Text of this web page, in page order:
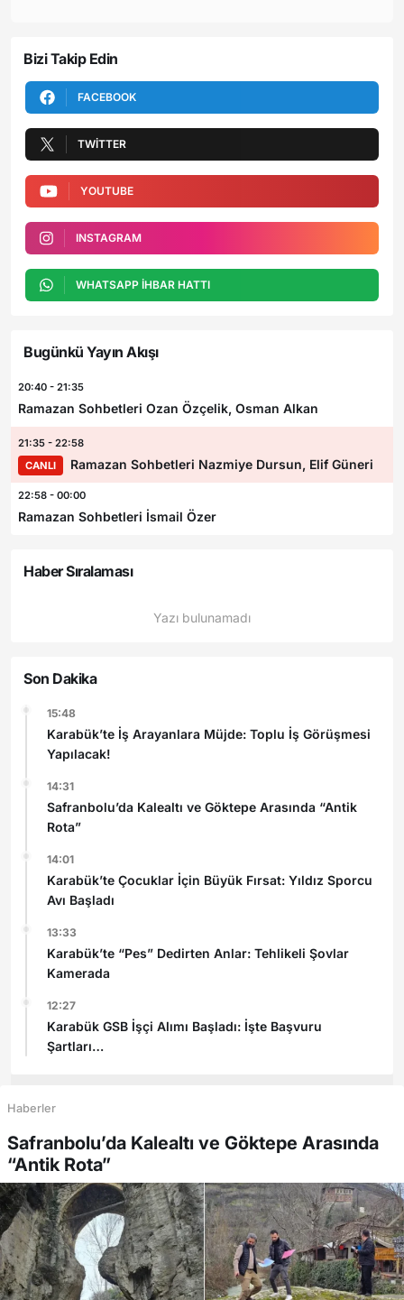
Bizi Takip Edin
FACEBOOK
TWITTER
YOUTUBE
INSTAGRAM
WHATSAPP İHBAR HATTI
Bugünkü Yayın Akışı
20:40 - 21:35
Ramazan Sohbetleri Ozan Özçelik, Osman Alkan
21:35 - 22:58
CANLI
Ramazan Sohbetleri Nazmiye Dursun, Elif Güneri
22:58 - 00:00
Ramazan Sohbetleri İsmail Özer
Haber Sıralaması
Yazı bulunamadı
Son Dakika
15:48
Karabük’te İş Arayanlara Müjde: Toplu İş Görüşmesi
Yapılacak!
14:31
Safranbolu’da Kalealtı ve Göktepe Arasında “Antik
Rota”
14:01
Karabük’te Çocuklar İçin Büyük Fırsat: Yıldız Sporcu
Avı Başladı
13:33
Karabük’te “Pes” Dedirten Anlar: Tehlikeli Şovlar
Kamerada
12:27
Karabük GSB İşçi Alımı Başladı: İşte Başvuru
Şartları
Haberler
Safranbolu’da Kalealtı ve Göktepe Arasında
“Antik Rota”